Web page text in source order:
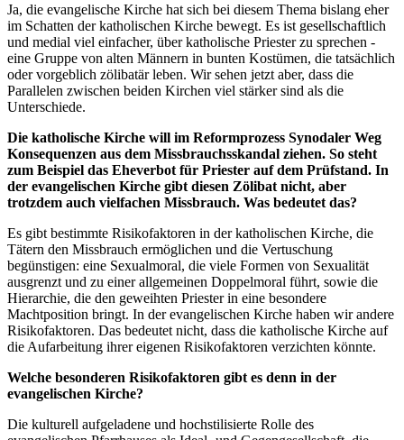
Ja, die evangelische Kirche hat sich bei diesem Thema bislang eher
im Schatten der katholischen Kirche bewegt. Es ist gesellschaftlich
und medial viel einfacher, über katholische Priester zu sprechen -
eine Gruppe von alten Männern in bunten Kostümen, die tatsächlich
oder vorgeblich zölibatär leben. Wir sehen jetzt aber, dass die
Parallelen zwischen beiden Kirchen viel stärker sind als die
Unterschiede.
Die katholische Kirche will im Reformprozess Synodaler Weg
Konsequenzen aus dem Missbrauchsskandal ziehen. So steht
zum Beispiel das Eheverbot für Priester auf dem Prüfstand. In
der evangelischen Kirche gibt diesen Zölibat nicht, aber
trotzdem auch vielfachen Missbrauch. Was bedeutet das?
Es gibt bestimmte Risikofaktoren in der katholischen Kirche, die
Tätern den Missbrauch ermöglichen und die Vertuschung
begünstigen: eine Sexualmoral, die viele Formen von Sexualität
ausgrenzt und zu einer allgemeinen Doppelmoral führt, sowie die
Hierarchie, die den geweihten Priester in eine besondere
Machtposition bringt. In der evangelischen Kirche haben wir andere
Risikofaktoren. Das bedeutet nicht, dass die katholische Kirche auf
die Aufarbeitung ihrer eigenen Risikofaktoren verzichten könnte.
Welche besonderen Risikofaktoren gibt es denn in der
evangelischen Kirche?
Die kulturell aufgeladene und hochstilisierte Rolle des